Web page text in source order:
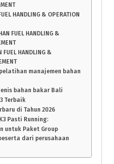
HANDLING & OPERATION
FUEL HANDLING &
FUEL HANDLING &
manajemen bahan
bahan bakar Bali
Terbaik
di Tahun 2026
Pasti Running:
untuk Paket Group
dari perusahaan